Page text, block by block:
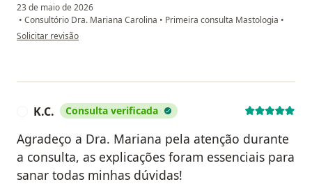
23 de maio de 2026
• Consultório Dra. Mariana Carolina • Primeira consulta Mastologia •
na opinião do utilizador Ana Paula Lopes
Solicitar revisão
K.C. Consulta verificada
Agradeço a Dra. Mariana pela atenção durante
a consulta, as explicações foram essenciais para
sanar todas minhas dúvidas!